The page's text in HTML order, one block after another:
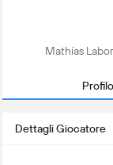
Mathías
Profilo
Dettagli Giocatore